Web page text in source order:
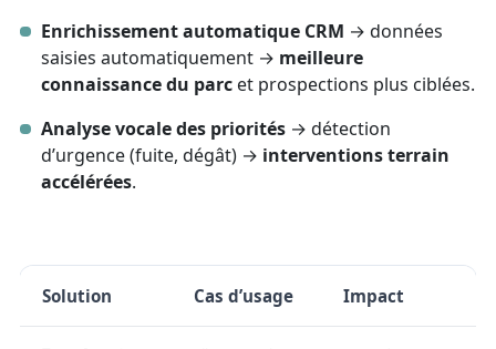
Enrichissement automatique CRM → données
saisies automatiquement → meilleure
connaissance du parc et prospections plus ciblées.
Analyse vocale des priorités → détection
d’urgence (fuite, dégât) → interventions terrain
accélérées.
Solution Cas d’usage Impact